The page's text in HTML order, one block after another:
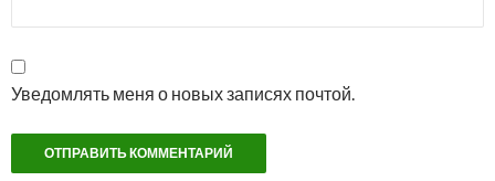
Уведомлять меня о новых записях почтой.